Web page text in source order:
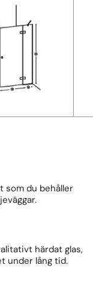
som du behåller
härdat glas,
under lång tid.